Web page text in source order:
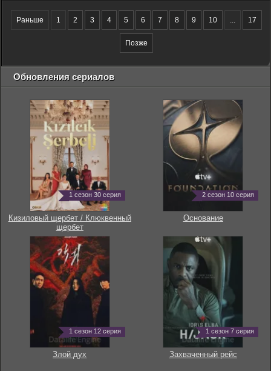
Раньше 1 2 3 4 5 6 7 8 9 10 ... 17
Позже
Обновления сериалов
1 сезон 30 серия
Кизиловый щербет / Клюквенный
щербет
2 сезон 10 серия
Основание
1 сезон 12 серия
Злой дух
1 сезон 7 серия
Захваченный рейс